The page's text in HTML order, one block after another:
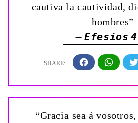
cautiva la cautividad,
hombres”
— Efesios
“Gracia sea á